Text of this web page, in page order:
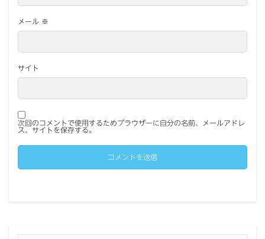
メール ※
サイト
次回のコメントで使用するためブラウザーに自分の名前、メールアドレ
ス、サイトを保存する。